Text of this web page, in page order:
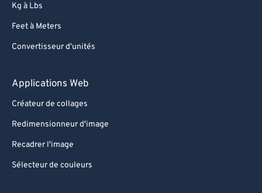
Kg à Lbs
Feet à Meters
Convertisseur d'unités
Applications Web
Créateur de collages
Redimensionneur d'image
Recadrer l'image
Sélecteur de couleurs